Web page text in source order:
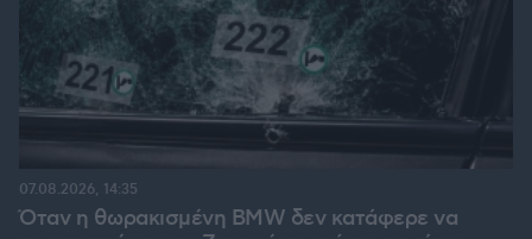
Όταν η θωρακισμένη BMW δεν κατάφερε να
07.08.2026, 14:35